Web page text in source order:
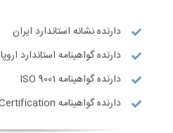
دارنده نشانه استاندارد ایران
دارنده گواهینامه استاندارد اروپا CE
دارنده گواهینامه ISO 9001
دارنده گواهینامه Nobel Certification